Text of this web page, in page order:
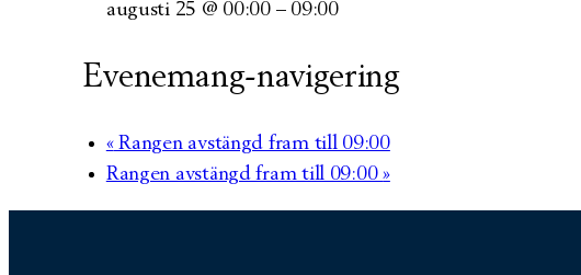
augusti 25 @ 00:00– 09:00
Evenemang-navigering
«Rangen avstängd fram till 09:00
Rangen avstängd fram till 09:00»